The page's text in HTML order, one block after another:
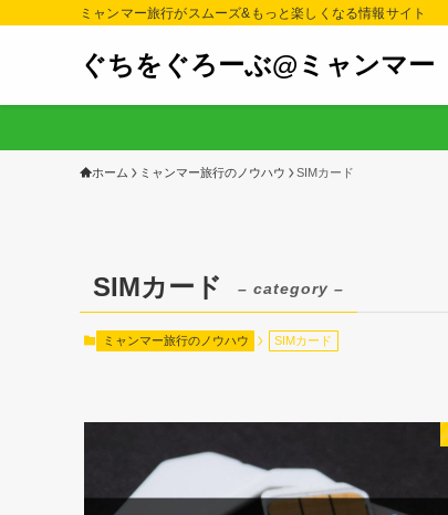
ミャンマー旅行がスムーズ&もっと楽しくなる情報サイト
ぐちをぐろーぶ@ミャンマー
ホーム ミャンマー旅行のノウハウ SIMカード
SIMカード – category –
ミャンマー旅行のノウハウ SIMカード